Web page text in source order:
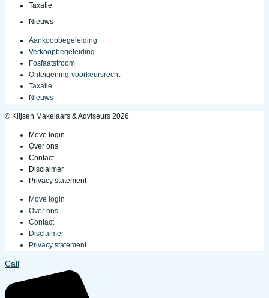
Taxatie
Nieuws
Aankoopbegeleiding
Verkoopbegeleiding
Fosfaatstroom
Onteigening-voorkeursrecht
Taxatie
Nieuws
© Klijsen Makelaars & Adviseurs 2026
Move login
Over ons
Contact
Disclaimer
Privacy statement
Move login
Over ons
Contact
Disclaimer
Privacy statement
Call